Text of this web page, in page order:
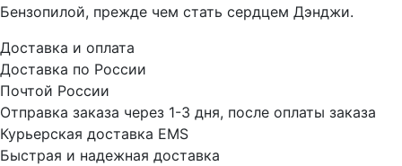
Бензопилой, прежде чем стать сердцем Дэнджи.
Доставка и оплата
Доставка по России
Почтой России
Отправка заказа через 1-3 дня, после оплаты заказа
Курьерская доставка EMS
Быстрая и надежная доставка